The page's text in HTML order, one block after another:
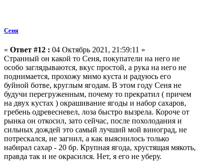
Сеня
« Ответ #12 : 04 Октябрь 2021, 21:59:11 »
Странный он какой то Сеня, покупатели на него не
особо заглядываются, вкус простой, а рука на него не
поднимается, прохожу мимо куста и радуюсь его
буйной ботве, круглым ягодам. В этом году Сеня не
будучи перегруженным, почему то прекратил ( причем
на двух кустах ) окрашивание ягоды и набор сахаров,
гребень одревесневел, лоза быстро вызрела. Короче от
рынка он откосил, зато сейчас, после похолодания и
сильных дождей это самый лучший мой виноград, не
потрескался, не загнил, а как выяснилось только
набирал сахар - 20 бр. Крупная ягода, хрустящая мякоть,
правда так и не окрасился. Нет, я его не уберу.